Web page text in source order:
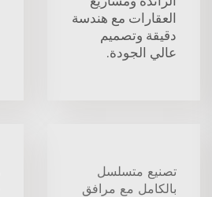
العقارات مع هندسة
دقيقة وتصميم
عالي الجودة.
تصنيع متسلسل
بالكامل مع مرافق